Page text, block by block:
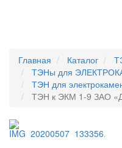
Главная Каталог
ТЭНы для
ТЭН для
ТЭН к ЭКМ 1-9 ЗАО